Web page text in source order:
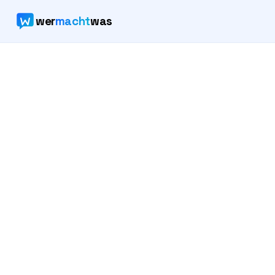
wermachtwas